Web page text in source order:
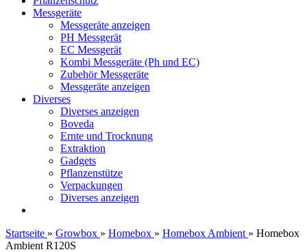
Messgeräte
Messgeräte anzeigen
PH Messgerät
EC Messgerät
Kombi Messgeräte (Ph und EC)
Zubehör Messgeräte
Messgeräte anzeigen
Diverses
Diverses anzeigen
Boveda
Ernte und Trocknung
Extraktion
Gadgets
Pflanzenstütze
Verpackungen
Diverses anzeigen
Startseite » Growbox » Homebox » Homebox Ambient » Homebox
Ambient R120S